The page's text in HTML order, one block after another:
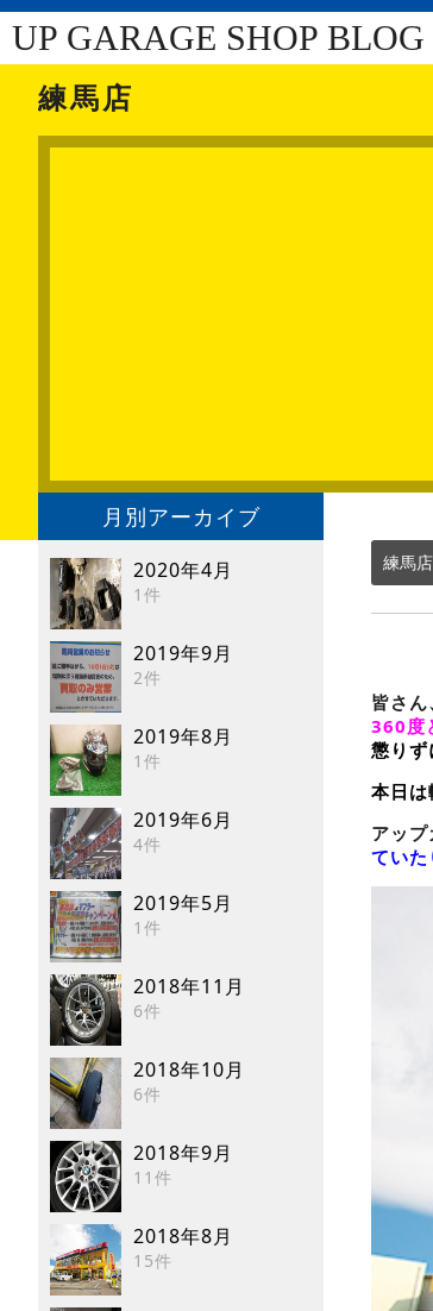
UP GARAGE SHOP BLOG
練馬店
月別アーカイブ
2020年4月
1件
2019年9月
2件
2019年8月
1件
2019年6月
4件
2019年5月
1件
2018年11月
6件
2018年10月
6件
2018年9月
11件
2018年8月
15件
練馬店
皆さん
360度
懲り
本日は
アッ
てい